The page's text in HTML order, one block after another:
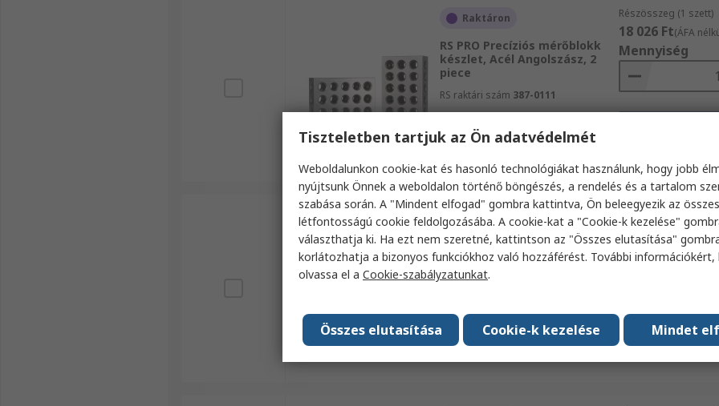
Raktáron
RS PRO Precíziós mérőblokk
készlet, Acél Angolszász, 2
piece
RS raktári szám 387-0111
Részösszeg (1 szett)
18 026 Ft(ÁFA
Mennyiség
Raktáron
RS PRO Mérőhasáb-készlet,
Ötvözött acél Angolszász, 81
piece
Részösszeg (1 szett)
444 465 Ft (ÁFA
Mennyiség
Tiszteletben tartjuk az Ön adatvédelmét
Weboldalunkon cookie-kat és hasonló technológiákat használunk, hogy jobb
nyújtsunk Önnek a weboldalon történő böngészés, a rendelés és a tartalom
szabása során. A "Mindent elfogad" gombra kattintva, Ön beleegyezik az összes
létfontosságú cookie feldolgozásába. A cookie-kat a "Cookie-k kezelése"
választhatja ki. Ha ezt nem szeretné, kattintson az "Összes elutasítása"
korlátozhatja a bizonyos funkciókhoz való hozzáférést. További információkért,
olvassa el a Cookie-szabályzatunkat.
Mindet
Cookie-k kezelése
Összes elutasítása